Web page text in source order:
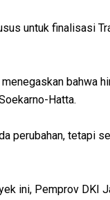
untuk finalisasi
bahwa
Hatta.
perubahan, tetapi
ini, Pemprov DKI